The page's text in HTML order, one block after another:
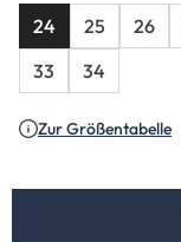
24 25 26
33
34
Zur Größentabelle